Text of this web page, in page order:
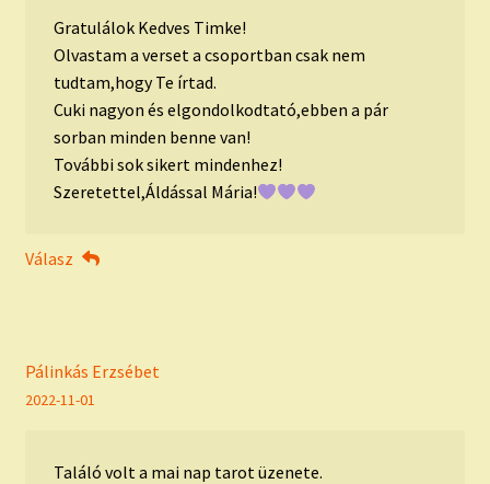
Gratulálok Kedves Timke!
Olvastam a verset a csoportban csak nem
tudtam,hogy Te írtad.
Cuki nagyon és elgondolkodtató,ebben a pár
sorban minden benne van!
További sok sikert mindenhez!
Szeretettel,Áldással Mária!
Válasz
Pálinkás Erzsébet
2022-11-01
Találó volt a mai nap tarot üzenete.